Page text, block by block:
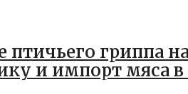
птичьего гриппа
и импорт мяса в